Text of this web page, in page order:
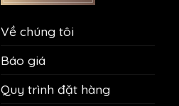
Về chúng tôi
Báo giá
Quy trình đặt hàng